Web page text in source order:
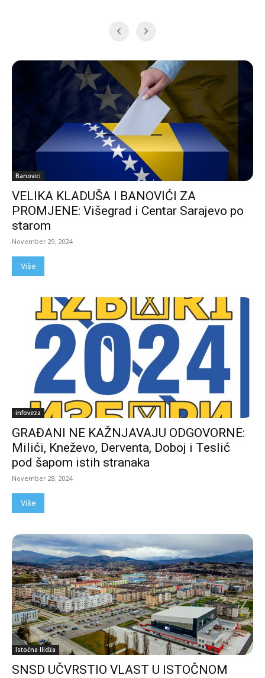
Banovici
VELIKA KLADUŠA I BANOVIĆI ZA
PROMJENE: Višegrad i Centar Sarajevo po
starom
November 29, 2024
Više
infoveza
GRAĐANI NE KAŽNJAVAJU ODGOVORNE:
Milići, Kneževo, Derventa, Doboj i Teslić
pod šapom istih stranaka
November 28, 2024
Više
Istočna Ilidža
SNSD UČVRSTIO VLAST U ISTOČNOM